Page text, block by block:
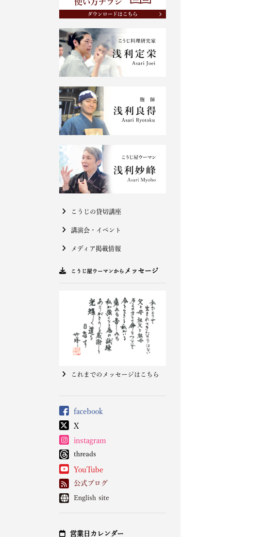
こうじの貸切講座
講演会・イベント
メディア掲載情報
こうじ屋ウーマンから メッセージ
これまでのメッセージはこちら
facebook
X
instagram
threads
YouTube
公式ブログ
English site
営業日カレンダー